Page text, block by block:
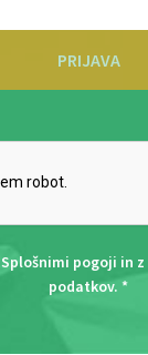
PRIJAVA
Splošnimi pogoji in z
podatkov. *